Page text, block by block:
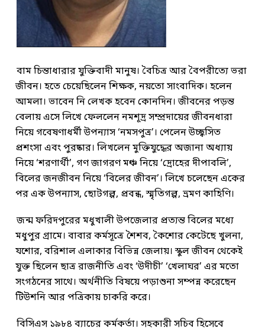
বাম চিন্তাধারার যুক্তিবাদী মানুষ। বৈচিত্র আর বৈপরীত্যে ভরা
জীবন। হতে চেয়েছিলেন শিক্ষক, নয়তো সাংবাদিক। হলেন
আমলা। ভাবেন নি লেখক হবেন কোনদিন। জীবনের পড়ন্ত
বেলায় এসে লিখে ফেললেন নমশূদ্র সম্প্রদায়ের জীবনধারা
নিয়ে গবেষণাধর্মী উপন্যাস ‘নমসপুত্র’। পেলেন উচ্ছ্বসিত
প্রশংসা এবং পুরষ্কার। লিখলেন মুক্তিযুদ্ধের অজানা অধ্যায়
নিয়ে ‘শরণার্থী’, গণ জাগরণ মঞ্চ নিয়ে ‘দ্রোহের দীপাবলি’,
বিলের জনজীবন নিয়ে ‘বিলের জীবন’। লিখে চলেছেন একের
পর এক উপন্যাস, ছোটগল্প, প্রবন্ধ, স্মৃতিগল্প, ভ্রমণ কাহিণি।
জন্ম ফরিদপুরের মধুখালী উপজেলার প্রত্যন্ত বিলের মধ্যে
মধুপুর গ্রামে। বাবার কর্মসূত্রে শৈশব, কৈশোর কেটেছে খুলনা,
যশোর, বরিশাল এলাকার বিভিন্ন জেলায়। স্কুল জীবন থেকেই
যুক্ত ছিলেন ছাত্র রাজনীতি এবং ‘উদীচী’ ‘খেলাঘর’ এর মতো
সংগঠনের সাথে। অর্থনীতি বিষয়ে পড়াশুনা সম্পন্ন করেছেন
টিউশনি আর পত্রিকায় চাকরি করে।
বিসিএস ১৯৮৪ ব্যাচের কর্মকর্তা। সহকারী সচিব হিসেবে